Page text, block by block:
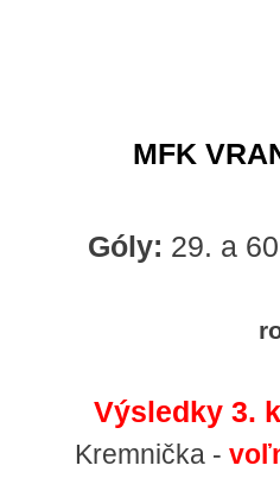
MFK
Góly: 29. a
Výsledky 3.
Kremnička -